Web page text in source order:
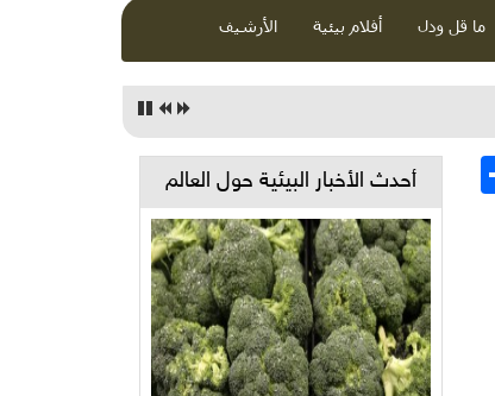
ما قل ودل أفلام بيئية الأرشيف
أحدث الأخبار البيئية حول العالم